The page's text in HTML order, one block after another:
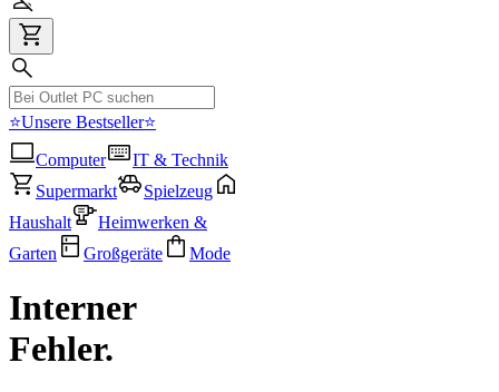
⭐Unsere Bestseller⭐
Computer
IT & Technik
Supermarkt
Spielzeug
Haushalt
Heimwerken &
Garten
Großgeräte Mode
Interner
Fehler.